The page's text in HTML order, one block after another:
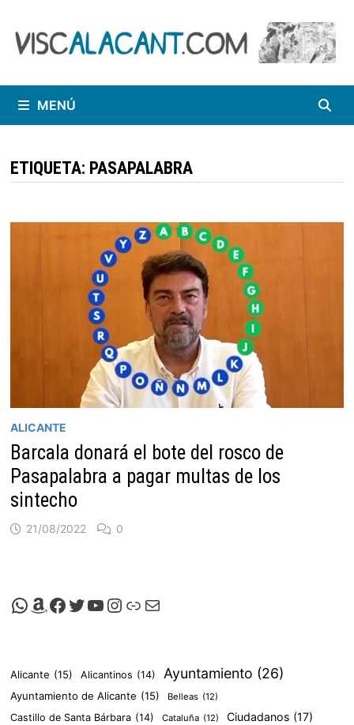
contenido
MENÚ
ETIQUETA: PASAPALABRA
ALICANTE
Barcala donará el bote del rosco de
Pasapalabra a pagar multas de los
sintecho
21/08/2022 0
Canal de Whatsapp de Viscalacant
Comprar en Amazon
Facebook de Viscalacant
Twitter de Viscalacant
Canal de Youtube de Viscalacant
Instagram de Viscalacant
Viscalacant en Polkaverse
Correo electrónico
Alicante (15) Alicantinos (14) Ayuntamiento (26)
Ayuntamiento de Alicante (15) Belleas (12)
Castillo de Santa Bárbara (14) Cataluña (12) Ciudadanos (17)